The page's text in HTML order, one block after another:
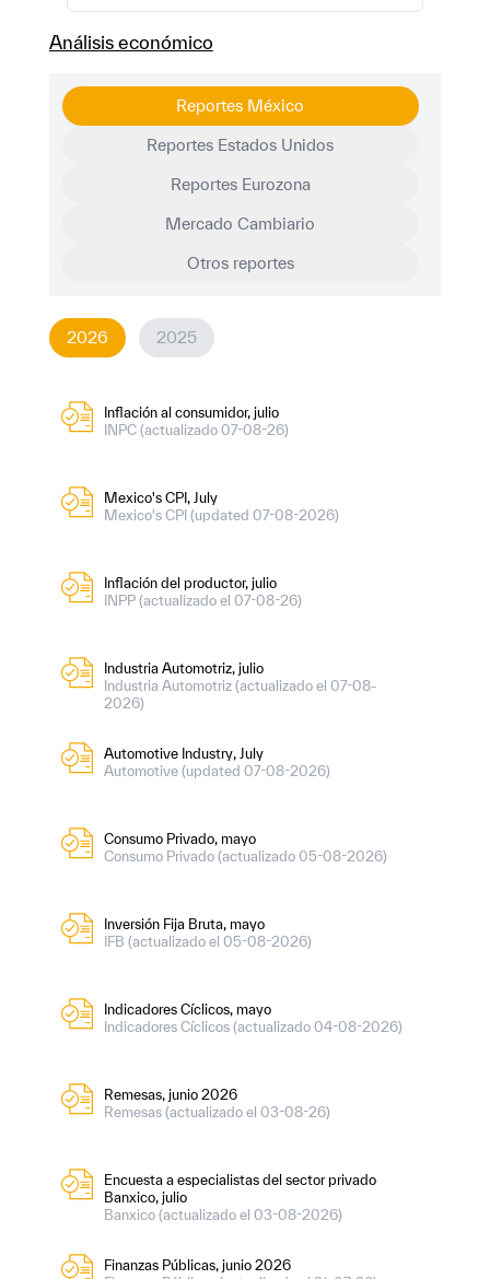
Análisis económico
Reportes México
Reportes Estados Unidos
Reportes Eurozona
Mercado Cambiario
Otros reportes
2026 2025
Inflación al consumidor, julio
INPC (actualizado 07-08-26)
Mexico's CPI, July
Mexico's CPI (updated 07-08-2026)
Inflación del productor, julio
INPP (actualizado el 07-08-26)
Industria Automotriz, julio
Industria Automotriz (actualizado el 07-08-
2026)
Automotive Industry, July
Automotive (updated 07-08-2026)
Consumo Privado, mayo
Consumo Privado (actualizado 05-08-2026)
Inversión Fija Bruta, mayo
IFB (actualizado el 05-08-2026)
Indicadores Cíclicos, mayo
Indicadores Cíclicos (actualizado 04-08-2026)
Remesas, junio 2026
Remesas (actualizado el 03-08-26)
Encuesta a especialistas del sector privado
Banxico, julio
Banxico (actualizado el 03-08-2026)
Finanzas Públicas, junio 2026